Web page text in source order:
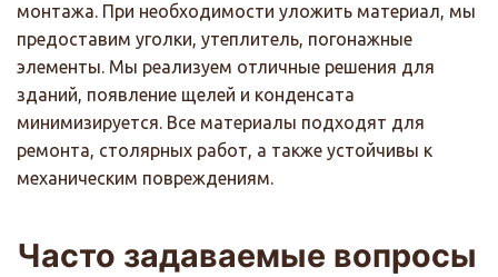
монтажа. При необходимости уложить материал, мы
предоставим уголки, утеплитель, погонажные
элементы. Мы реализуем отличные решения для
зданий, появление щелей и конденсата
минимизируется. Все материалы подходят для
ремонта, столярных работ, а также устойчивы к
механическим повреждениям.
Часто задаваемые вопросы